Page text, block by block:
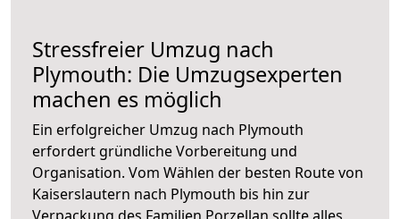
Stressfreier Umzug nach
Plymouth: Die Umzugsexperten
machen es möglich
Ein erfolgreicher Umzug nach Plymouth
erfordert gründliche Vorbereitung und
Organisation. Vom Wählen der besten Route von
Kaiserslautern nach Plymouth bis hin zur